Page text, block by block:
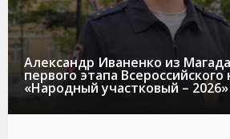
Александр Иваненко из
первого этапа Всероссийского
«Народный участковый – 2026»